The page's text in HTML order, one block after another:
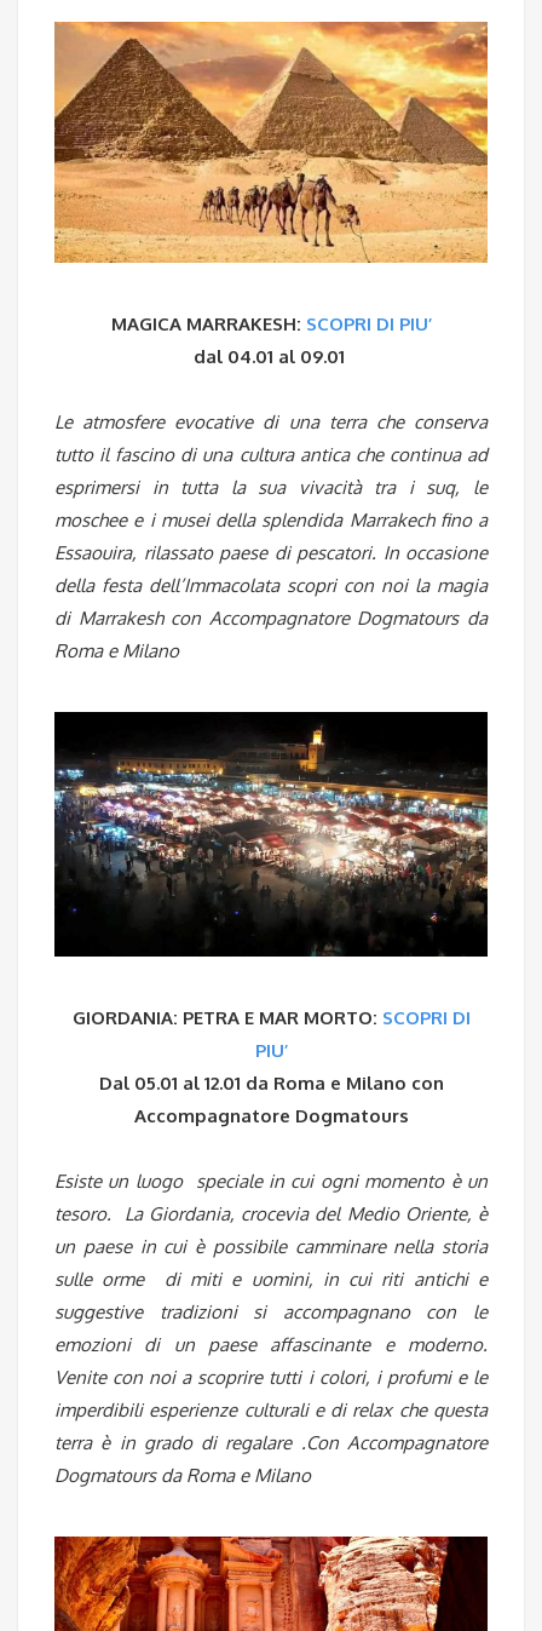
MAGICA MARRAKESH: SCOPRI DI PIU’
dal 04.01 al 09.01
Le atmosfere evocative di una terra che conserva
tutto il fascino di una cultura antica che continua ad
esprimersi in tutta la sua vivacità tra i suq, le
moschee e i musei della splendida Marrakech fino a
Essaouira, rilassato paese di pescatori. In occasione
della festa dell’Immacolata scopri con noi la magia
di Marrakesh con Accompagnatore Dogmatours da
Roma e Milano
GIORDANIA: PETRA E MAR MORTO: SCOPRI DI
PIU’
Dal 05.01 al 12.01 da Roma e Milano con
Accompagnatore Dogmatours
Esiste un luogo speciale in cui ogni momento è un
tesoro. La Giordania, crocevia del Medio Oriente, è
un paese in cui è possibile camminare nella storia
sulle orme di miti e uomini, in cui riti antichi e
suggestive tradizioni si accompagnano con le
emozioni di un paese affascinante e moderno.
Venite con noi a scoprire tutti i colori, i profumi e le
imperdibili esperienze culturali e di relax che questa
terra è in grado di regalare .Con Accompagnatore
Dogmatours da Roma e Milano